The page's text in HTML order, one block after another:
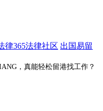
律365法律社区 出国易留
，真能轻松留港找工作？